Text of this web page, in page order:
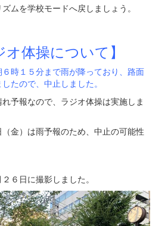
ムを学校モードへ戻しましょう。
オ体操について】
時１５分まで雨が降っており、 路面
たので、中止しました。
予報なので、ラジオ体操は実施しま
金）は雨予報のため、中止の可能性
６日に撮影しました。